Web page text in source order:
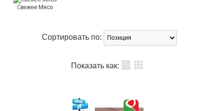
Cвежее Мясо
Сортировать по:
Показать как: